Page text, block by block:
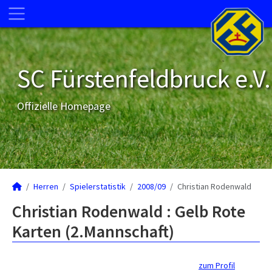
SC Fürstenfeldbruck e.V.
Offizielle Homepage
Herren Spielerstatistik 2008/09 Christian Rodenwald
Christian Rodenwald : Gelb Rote
Karten (2.Mannschaft)
zum Profil